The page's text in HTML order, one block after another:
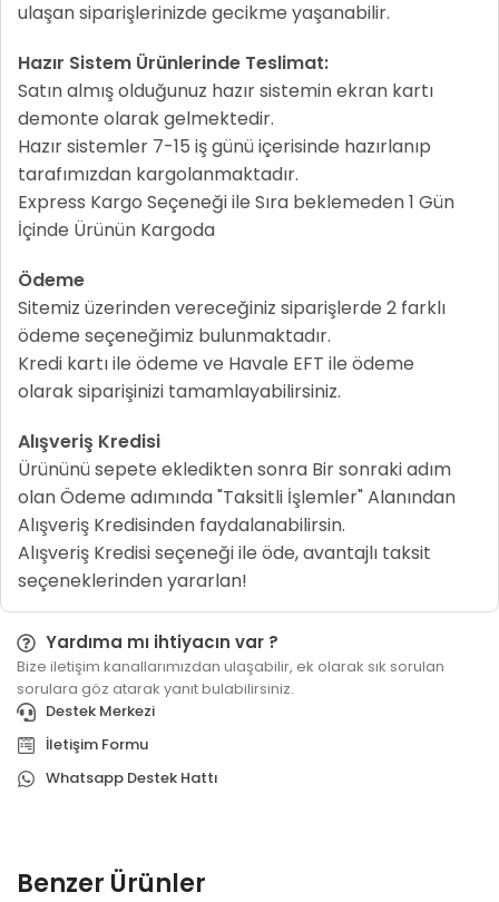
ulaşan siparişlerinizde gecikme yaşanabilir.
Hazır Sistem Ürünlerinde Teslimat:
Satın almış olduğunuz hazır sistemin ekran kartı
demonte olarak gelmektedir.
Hazır sistemler 7-15 iş günü içerisinde hazırlanıp
tarafımızdan kargolanmaktadır.
Express Kargo Seçeneği ile Sıra beklemeden 1 Gün
İçinde Ürünün Kargoda
Ödeme
Sitemiz üzerinden vereceğiniz siparişlerde 2 farklı
ödeme seçeneğimiz bulunmaktadır.
Kredi kartı ile ödeme ve Havale EFT ile ödeme
olarak siparişinizi tamamlayabilirsiniz.
Alışveriş Kredisi
Ürününü sepete ekledikten sonra Bir sonraki adım
olan Ödeme adımında "Taksitli İşlemler" Alanından
Alışveriş Kredisinden faydalanabilirsin.
Alışveriş Kredisi seçeneği ile öde, avantajlı taksit
seçeneklerinden yararlan!
Yardıma mı ihtiyacın var ?
Bize iletişim kanallarımızdan ulaşabilir, ek olarak sık sorulan
sorulara göz atarak yanıt bulabilirsiniz.
Destek Merkezi
İletişim Formu
Whatsapp Destek Hattı
Benzer Ürünler